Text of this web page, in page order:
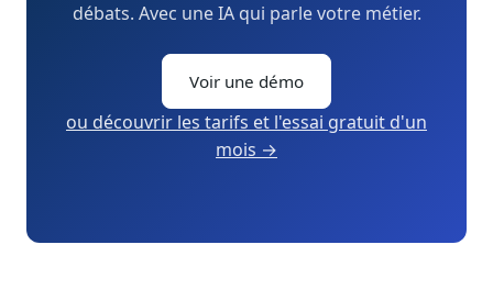
débats. Avec une IA qui parle votre métier.
Voir une démo
ou découvrir les tarifs et l'essai gratuit d'un
mois →